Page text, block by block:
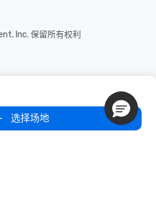
选择场地
Inc. 保留所有权利